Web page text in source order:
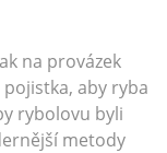
provázek
aby ryba
rybolovu byli
metody